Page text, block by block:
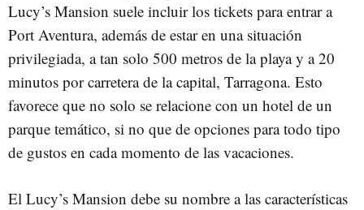
Lucy’s Mansion suele incluir los tickets para entrar a
Port Aventura, además de estar en una situación
privilegiada, a tan solo 500 metros de la playa y a 20
minutos por carretera de la capital, Tarragona. Esto
favorece que no solo se relacione con un hotel de un
parque temático, si no que de opciones para todo tipo
de gustos en cada momento de las vacaciones.
El Lucy’s Mansion debe su nombre a las características